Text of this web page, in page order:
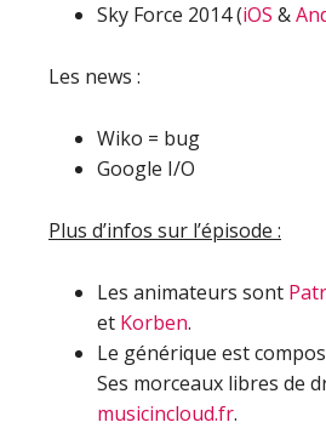
Sky Force 2014 (iOS &
Les news :
Wiko = bug
Google I/O
Plus d’infos sur l’épisode :
Les animateurs sont
et Korben.
Le générique est
Ses morceaux libres de
musicincloud.fr.